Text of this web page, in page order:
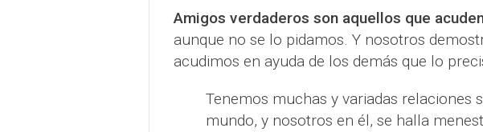
Amigos verdaderos son aquellos que
aunque no se lo pidamos. Y nosotros
acudimos en ayuda de los demás que lo
Tenemos muchas y variadas relaciones
mundo, y nosotros en él, se halla